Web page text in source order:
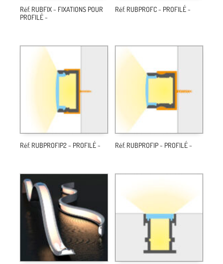
Réf. RUBFIX ~ FIXATIONS POUR
PROFILÉ ~
Réf. RUBPROFC ~ PROFILÉ ~
Réf. RUBPROFIP2 ~ PROFILÉ ~ Réf. RUBPROFIP ~ PROFILÉ ~